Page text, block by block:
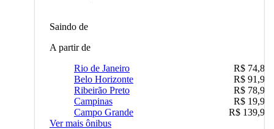
Saindo de
A partir de
Rio de Janeiro
R$ 74,80
Belo Horizonte
R$ 91,90
Ribeirão Preto
R$ 78,90
Campinas
R$ 19,90
Campo Grande
R$ 139,90
Ver mais ônibus